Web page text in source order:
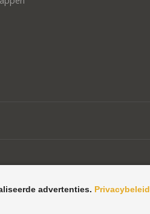
advertenties. Privacybeleid